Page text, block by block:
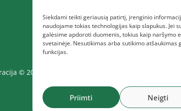
Siekdami teikti geriausią patirtį, įrenginio
naudojame tokias technologijas kaip slapukus. Jei
galėsime apdoroti duomenis, tokius kaip naršymo
svetainėje. Nesutikimas arba sutikimo atšaukimas
funkcijas.
Priimti Neigti
protokolas
Daugiau dokumentų
© 2025